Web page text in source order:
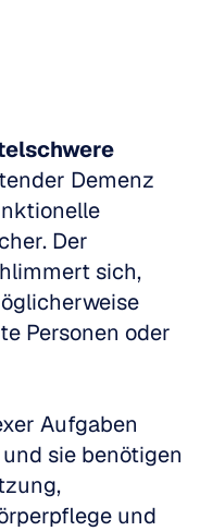
Demenz
Der
sich,
Personen oder
Aufgaben
sie benötigen
und